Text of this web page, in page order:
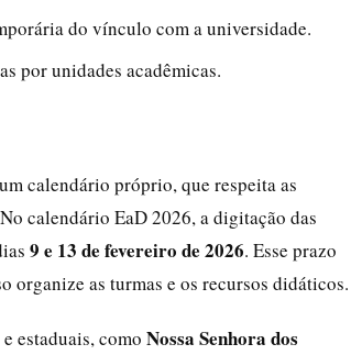
do vínculo com a universidade.
por unidades acadêmicas.
calendário próprio, que respeita as
calendário EaD 2026, a digitação das
9 e 13 de fevereiro de 2026. Esse prazo
organize as turmas e os recursos didáticos.
estaduais, como Nossa Senhora dos